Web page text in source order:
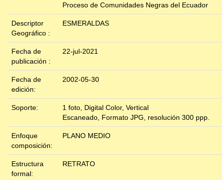
Proceso de Comunidades Negras del Ecuador
Descriptor
Geográfico :
ESMERALDAS
Fecha de
publicación :
22-jul-2021
Fecha de
edición:
2002-05-30
Soporte:
1 foto, Digital Color, Vertical
Escaneado, Formato JPG, resolución 300 ppp.
Enfoque
composición:
PLANO MEDIO
Estructura
formal:
RETRATO